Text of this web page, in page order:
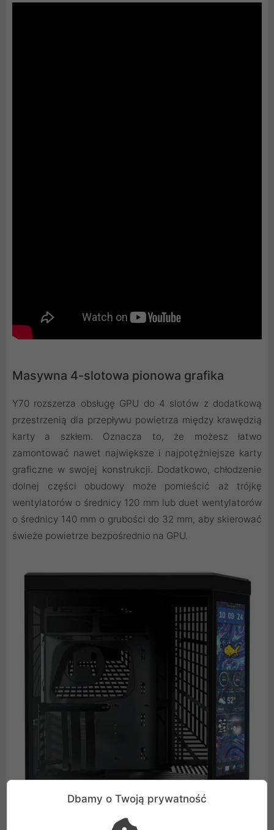
Masywna 4-slotowa pionowa grafika
Y70 rozszerza obsługę GPU do 4 slotów z dodatkową
przestrzenią dla przepływu powietrza między krawędzią
karty a szkłem. Oznacza to, że możesz łatwo
zamontować nawet największe i najpotężniejsze karty
graficzne w swojej konstrukcji. Dodatkowo, chłodzenie
dolnej części obudowy może pomieścić aż trójkę
wentylatorów o średnicy 120 mm lub duet wentylatorów
o średnicy 140 mm o grubości do 32 mm, aby skierować
świeże powietrze bezpośrednio na GPU.
Dbamy o Twoją prywatność